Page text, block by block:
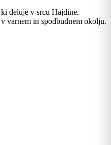
deluje v srcu Hajdine.
varnem in spodbudnem okolju.